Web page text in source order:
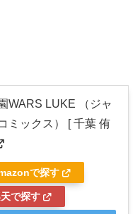
WARS LUKE （ジャ
ミックス） [ 千葉 侑
で探す
で探す